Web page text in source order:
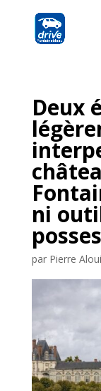
Deux
ni
par Pierre